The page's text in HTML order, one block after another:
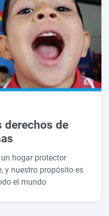
derechos de
hogar protector
y nuestro propósito es
el mundo